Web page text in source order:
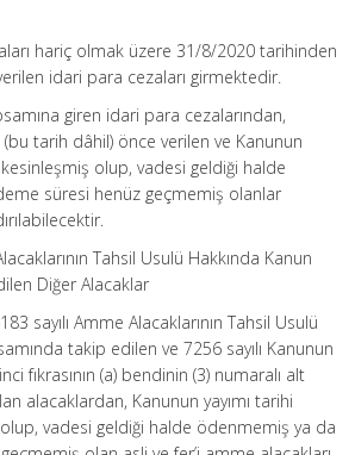
hariç olmak üzere 31/8/2020 tarihinden
idari para cezaları girmektedir.
giren idari para cezalarından,
tarih dâhil) önce verilen ve Kanunun
kesinleşmiş olup, vadesi geldiği halde
süresi henüz geçmemiş olanlar
Tahsil Usulü Hakkında Kanun
Diğer Alacaklar
sayılı Amme Alacaklarının Tahsil Usulü
takip edilen ve 7256 sayılı Kanunun
fıkrasının (a) bendinin (3) numaralı alt
alacaklardan, Kanunun yayımı tarihi
vadesi geldiği halde ödenmemiş ya da